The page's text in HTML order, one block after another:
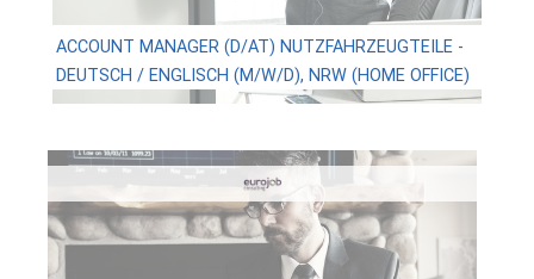
ACCOUNT MANAGER (D/AT) NUTZFAHRZEUGTEILE -
DEUTSCH / ENGLISCH (M/W/D), NRW (HOME OFFICE)